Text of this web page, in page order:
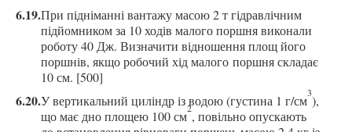
6.19.При підніманні вантажу масою 2 т гідравлічним
підйомником за 10 ходів малого поршнявиконали
роботу 40 Дж. Визначити відношення площ його
поршнів, якщоробочий хід малого поршня складає
10 см. [500]
6.20.У вертикальний циліндр із водою(густина 1 г/см
3
),
що має дноплощею 100 см
2
, повільно опускають